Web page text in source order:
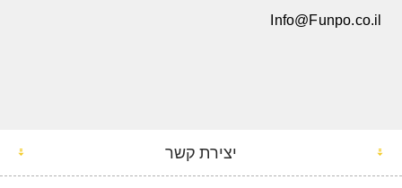
Info@Funpo.co.il
יצירת קשר